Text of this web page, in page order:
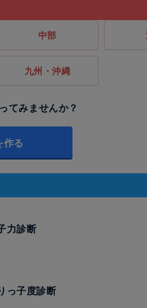
中部
九州・沖縄
てみませんか？
作る
力診断
っ子度診断